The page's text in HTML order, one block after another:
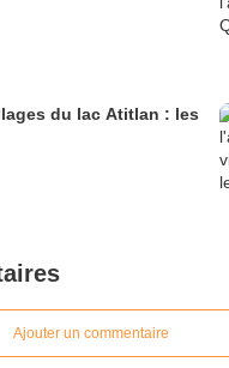
du lac Atitlan : les
Ajouter un commentaire